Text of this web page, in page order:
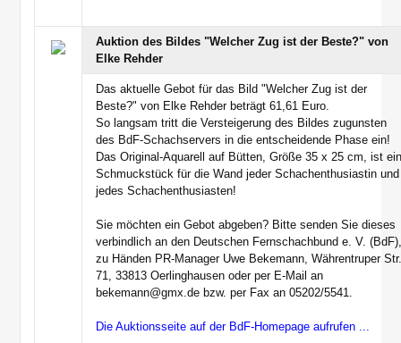
Auktion des Bildes "Welcher Zug ist der Beste?" von
Elke Rehder
Das aktuelle Gebot für das Bild "Welcher Zug ist der
Beste?" von Elke Rehder beträgt 61,61 Euro.
So langsam tritt die Versteigerung des Bildes zugunsten
des BdF-Schachservers in die entscheidende Phase ein!
Das Original-Aquarell auf Bütten, Größe 35 x 25 cm, ist
Schmuckstück für die Wand jeder Schachenthusiastin und
jedes Schachenthusiasten!
Sie möchten ein Gebot abgeben? Bitte senden Sie dieses
verbindlich an den Deutschen Fernschachbund e. V.
zu Händen PR-Manager Uwe Bekemann, Währentruper
71, 33813 Oerlinghausen oder per E-Mail an
bekemann@gmx.de bzw. per Fax an 05202/5541.
Die Auktionsseite auf der BdF-Homepage aufrufen ...